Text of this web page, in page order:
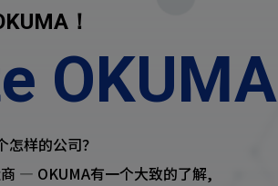
！
OKUMA
样的公司？
— OKUMA有一个大致的了解,